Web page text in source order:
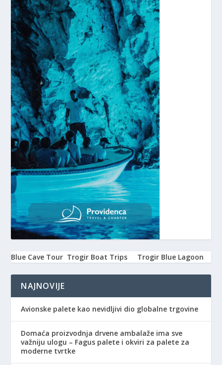
Blue Cave Tour Trogir Boat Trips Trogir Blue Lagoon
NAJNOVIJE
Avionske palete kao nevidljivi dio globalne trgovine
Domaća proizvodnja drvene ambalaže ima sve
važniju ulogu – Fagus palete i okviri za palete za
moderne tvrtke